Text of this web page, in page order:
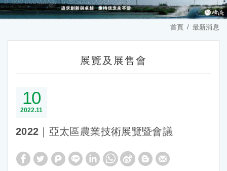
首頁 最新消息
展覽及展售會
10
11
2022
2022｜亞太區農業技術展覽暨會議